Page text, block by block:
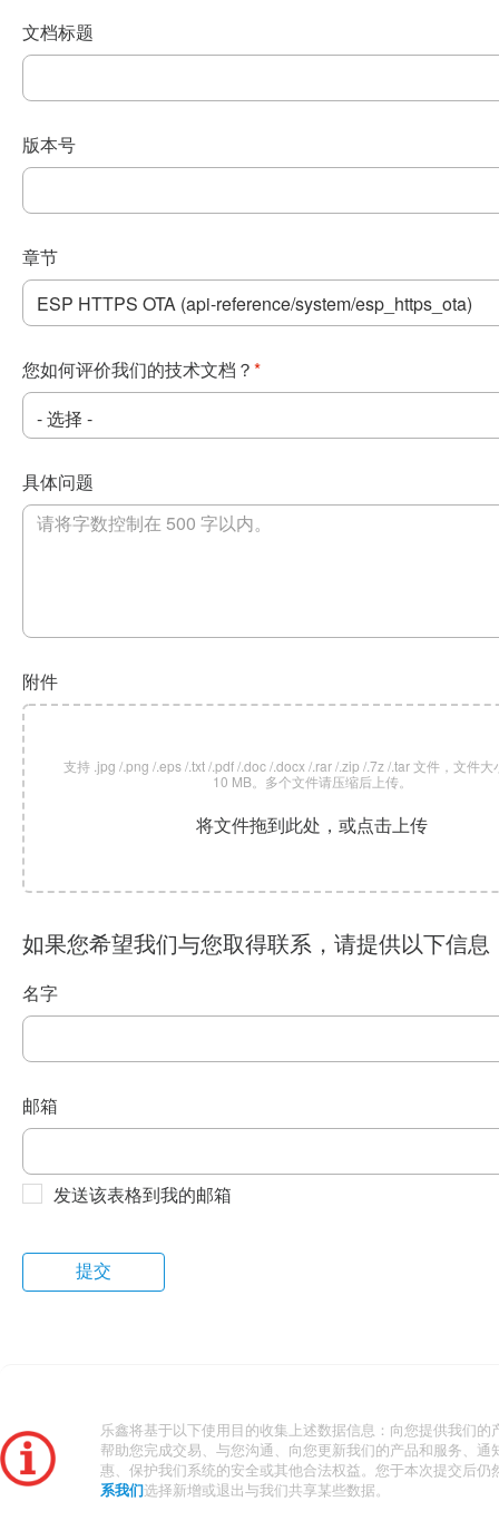
文档标题
版本号
章节
您如何评价我们的技术文档？ *
具体问题
附件
支持 .jpg /.png /.eps /.txt /.pdf /.doc /.docx /.rar /.zip /.7z /.tar 文件，文件大
10 MB。多个文件请压缩后上传。
将文件拖到此处，或点击上传
如果您希望我们与您取得联系，请提供以下信息
名字
邮箱
发送该表格到我的邮箱
乐鑫将基于以下使用目的收集上述数据信息：向您提供我们的
帮助您完成交易、与您沟通、向您更新我们的产品和服务、通
惠、保护我们系统的安全或其他合法权益。您于本次提交后仍
系我们 选择新增或退出与我们共享某些数据。